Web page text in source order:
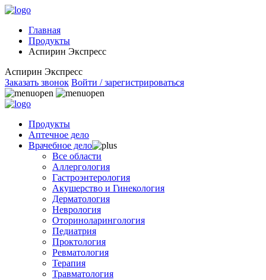
Главная
Продукты
Аспирин Экспресс
Аспирин Экспресс
Заказать звонок Войти / зарегистрироваться
Продукты
Аптечное дело
Врачебное дело
Все области
Аллергология
Гастроэнтерология
Акушерство и Гинекология
Дерматология
Неврология
Оториноларингология
Педиатрия
Проктология
Ревматология
Терапия
Травматология